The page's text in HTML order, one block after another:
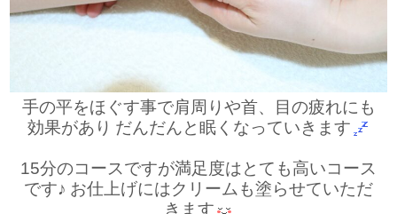
手の平をほぐす事で肩周りや首、目の疲れにも
効果があり だんだんと眠くなっていきます
15分のコースですが満足度はとても高いコース
です♪ お仕上げにはクリームも塗らせていただ
きます